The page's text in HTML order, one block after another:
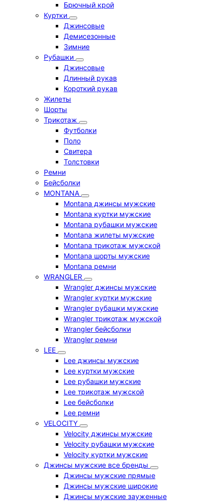
Брючный крой
Куртки
Джинсовые
Демисезонные
Зимние
Рубашки
Джинсовые
Длинный рукав
Короткий рукав
Жилеты
Шорты
Трикотаж
Футболки
Поло
Свитера
Толстовки
Ремни
Бейсболки
MONTANA
Montana джинсы мужские
Montana куртки мужские
Montana рубашки мужские
Montana жилеты мужские
Montana трикотаж мужской
Montana шорты мужские
Montana ремни
WRANGLER
Wrangler джинсы мужские
Wrangler куртки мужские
Wrangler рубашки мужские
Wrangler трикотаж мужской
Wrangler бейсболки
Wrangler ремни
LEE
Lee джинсы мужские
Lee куртки мужские
Lee рубашки мужские
Lee трикотаж мужской
Lee бейсболки
Lee ремни
VELOCITY
Velocity джинсы мужские
Velocity рубашки мужские
Velocity куртки мужские
Джинсы мужские все бренды
Джинсы мужские прямые
Джинсы мужские широкие
Джинсы мужские зауженные